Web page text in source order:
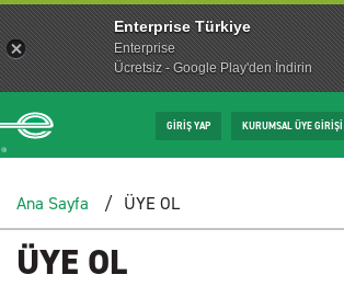
GİRİŞ YAP KURUMSAL ÜYE GİRİŞİ
Ana Sayfa ÜYE OL
ÜYE OL
Enterprise Türkiye
Enterprise
Ücretsiz - Google Play'den İndirin